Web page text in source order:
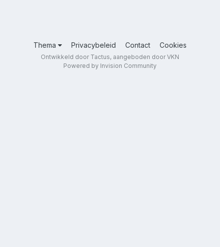
Thema Privacybeleid Contact Cookies
Ontwikkeld door Tactus, aangeboden door VKN
Powered by Invision Community